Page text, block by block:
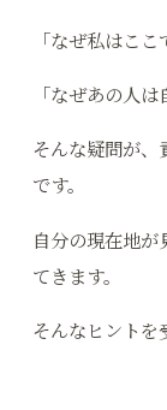
「なぜ私はここ
「なぜあの人
そんな疑問が、
です。
自分の現在地が
てきます。
そんなヒントを